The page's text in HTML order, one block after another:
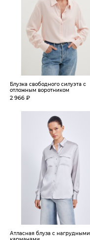
Блузка свободного силуэта с
отложным воротником
2 966 ₽
Атласная блуза с нагрудными